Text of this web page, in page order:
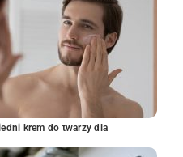
krem do twarzy dla